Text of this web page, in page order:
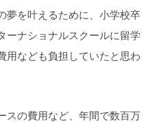
夢を叶えるために、小学校卒
ーナショナルスクールに留学
用なども負担していたと思わ
スの費用など、年間で数百万